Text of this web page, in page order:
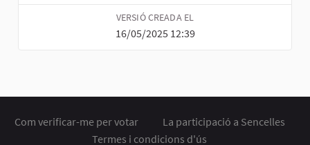
VERSIÓ CREADA EL
16/05/2025 12:39
Com verificar-me per votar
La participació a Sencelles
Termes i condicions d'ús